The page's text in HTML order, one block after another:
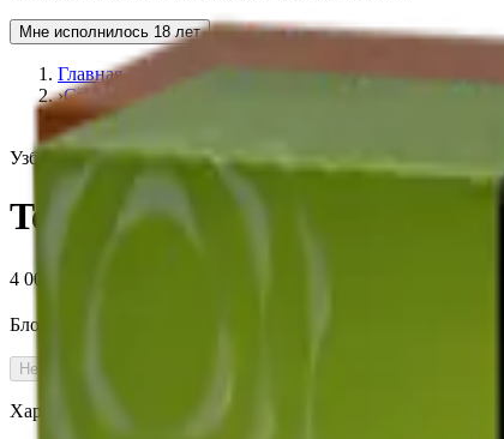
Мне исполнилось 18 лет
Главная
›Стики Terea
Terea Amber UZB
Узбекистан (Юж. Корея)
Terea Amber UZB
4 000 ₽
Блок (10 пачек):
Нет в наличии
Характеристики